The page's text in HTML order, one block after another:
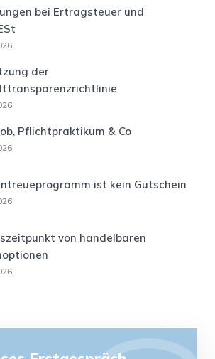
bei Ertragsteuer und
der
Pflichtpraktikum & Co
ist kein Gutschein
von handelbaren